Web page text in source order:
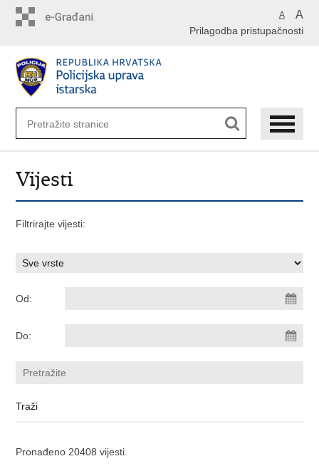
A A
Prilagodba pristupačnosti
Vijesti
Filtrirajte vijesti:
Od:
Do:
Pronađeno 20408 vijesti.